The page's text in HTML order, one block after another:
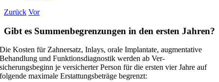
Zurück Vor
Gibt es Summenbegrenzungen in den ersten Jahren?
Die Kosten für Zahnersatz, Inlays, orale Implantate, augmentative
Behandlung und Funktionsdiagnostik werden ab Ver-
sicherungsbeginn je versicherter Person für die ersten vier Jahre auf
folgende maximale Erstattungsbeträge begrenzt: